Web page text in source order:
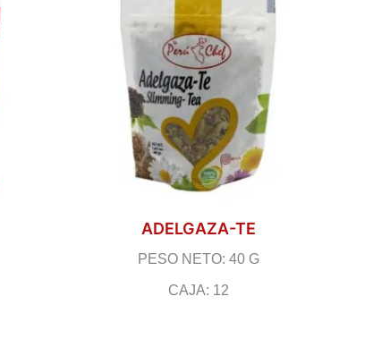
ADELGAZA-TE
PESO NETO: 40 G
CAJA: 12